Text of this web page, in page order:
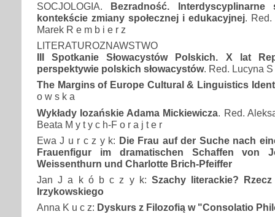
SOCJOLOGIA. Bezradność.
kontekście zmiany społecznej i edukacyjnej.
Marek R e m b i e r z
LITERATUROZNAWSTWO
III Spotkanie Słowacystów Polskich. X lat
perspektywie polskich słowacystów. Red. Lucyna S
The Margins of Europe Cultural & Linguistics
o w s k a
Wykłady lozańskie Adama Mickiewicza. Red.
Beata M y t y c h-F o r a j t e r
Ewa J u r c z y k: Die Frau auf der Suche nach
Frauenfigur im dramatischen Schaffen von
Weissenthurn und Charlotte Brich-Pfeiffer
Jan J a k ó b c z y k: Szachy literackie?
Irzykowskiego
Anna K u c z: Dyskurs z Filozofią w "Consolatio